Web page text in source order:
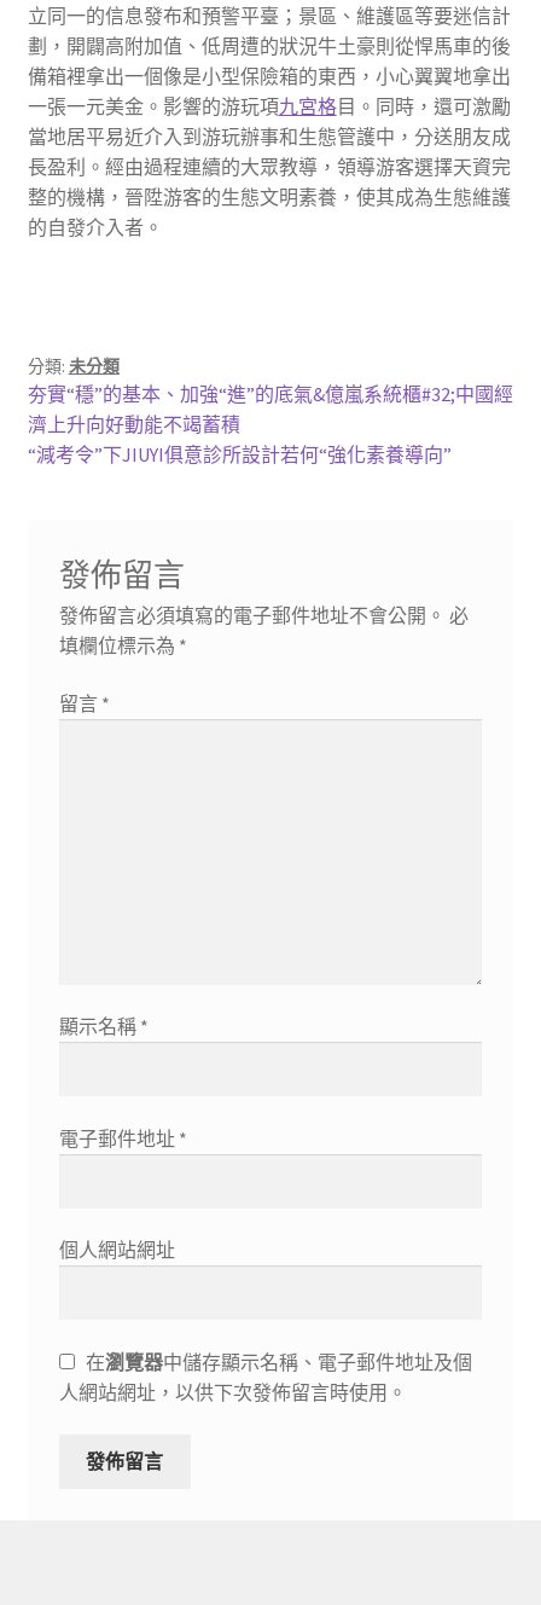
立同一的信息發布和預警平臺；景區、維護區等要迷信計
劃，開闢高附加值、低周遭的狀況牛土豪則從悍馬車的後
備箱裡拿出一個像是小型保險箱的東西，小心翼翼地拿出
一張一元美金。影響的游玩項九宮格目。同時，還可激勵
當地居平易近介入到游玩辦事和生態管護中，分送朋友成
長盈利。經由過程連續的大眾教導，領導游客選擇天資完
整的機構，晉陞游客的生態文明素養，使其成為生態維護
的自發介入者。
分類: 未分類
文
章
上
一
篇
夯實“穩”的基本、加強“進”的底氣&億嵐系統櫃#32;中國經
濟上升向好動能不竭蓄積
下
“減考令”下JIUYI俱意診所設計若何“強化素養導向”
發佈留言
發佈留言必須填寫的電子郵件地址不會公開。 必
填欄位標示為 *
留言 *
顯示名稱 *
電子郵件地址 *
個人網站網址
在瀏覽器中儲存顯示名稱、電子郵件地址及個
人網站網址，以供下次發佈留言時使用。